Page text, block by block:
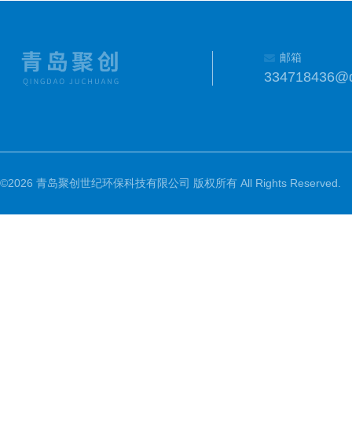
邮箱
©2026 青岛聚创世纪环保科技有限公司 版权所有 All Rights Reserved.